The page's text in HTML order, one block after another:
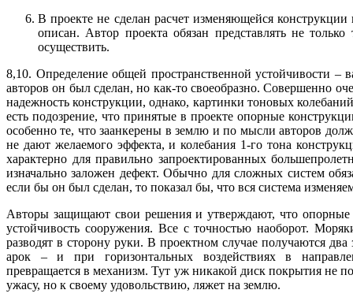
В проекте не сделан расчет изменяющейся
описан. Автор проекта обязан представлять не
осуществить.
8,10. Определение общей пространственной устойчивости –
авторов он был сделан, но как-то своеобразно. Совершенно
надежность конструкции, однако, картинки тоновых
есть подозрение, что принятые в проекте опорные
особенно те, что заанкерены в землю и по мысли авторов
не дают желаемого эффекта, и колебания 1-го тона
характерно для правильно запроектированных
изначально заложен дефект. Обычно для сложных систем
если бы он был сделан, то показал бы, что вся система
Авторы защищают свои решения и утверждают, что опорные
устойчивость сооружения. Все с точностью наоборот.
разводят в сторону руки. В проектном случае получаются
арок – и при горизонтальных воздействиях в
превращается в механизм. Тут уж никакой диск покрытия
ужасу, но к своему удовольствию, ляжет на землю.